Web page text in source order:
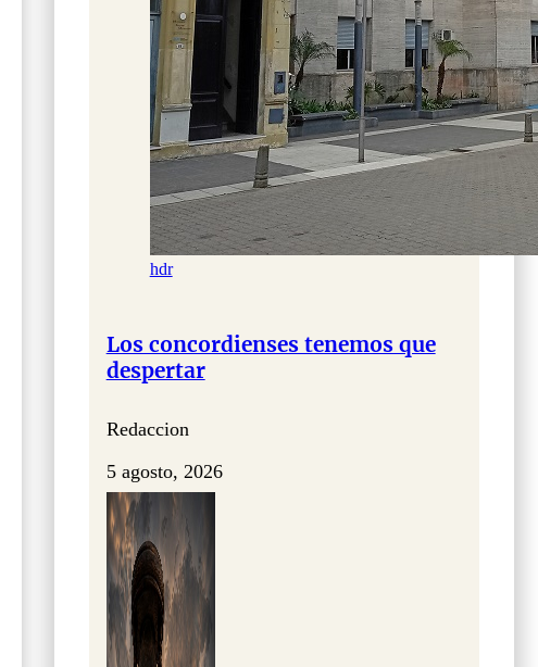
hdr
Los concordienses tenemos que
despertar
Redaccion
5 agosto, 2026